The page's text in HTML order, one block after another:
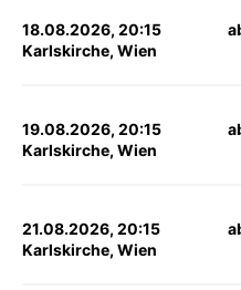
18.08.2026, 20:15
Karlskirche, Wien
19.08.2026, 20:15
Karlskirche, Wien
21.08.2026, 20:15
Karlskirche, Wien